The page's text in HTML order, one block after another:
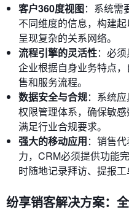
客户360度视图：系统需
不同维度的信息，构建
呈现复杂的关系网络。
流程引擎的灵活性：必
企业根据自身业务特点
售和服务流程。
数据安全与合规：系统
权限管理体系，确保敏感
满足行业合规要求。
强大的移动应用：销售
力，CRM必须提供功能
时随地记录拜访、提报工
纷享销客解决方案：